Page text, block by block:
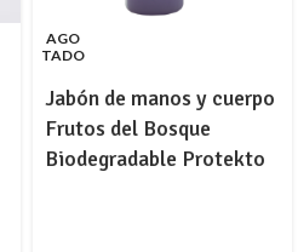
AGO
TADO
Jabón de manos y cuerpo
Frutos del Bosque
Biodegradable Protekto